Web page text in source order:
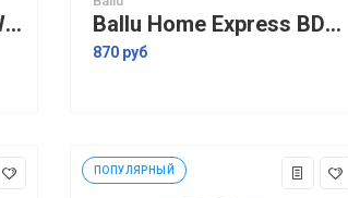
Timberk DH TIM 10 E3W осушитель воздуха Ballu Home Express BDM-30L Сушильный мультикомплекс
870 руб
ПОПУЛЯРНЫЙ